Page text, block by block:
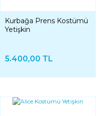
Kurbağa Prens Kostümü
Yetişkin
5.400,00 TL